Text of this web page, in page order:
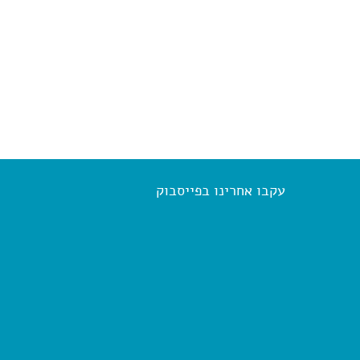
עקבו אחרינו בפייסבוק